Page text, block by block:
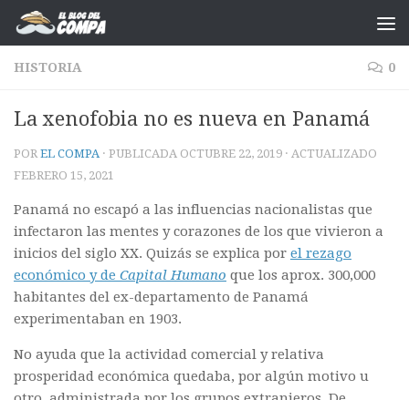
Saltar al contenido
HISTORIA 0
La xenofobia no es nueva en Panamá
POR EL COMPA · PUBLICADA OCTUBRE 22, 2019 · ACTUALIZADO
FEBRERO 15, 2021
Panamá no escapó a las influencias nacionalistas que
infectaron las mentes y corazones de los que vivieron a
inicios del siglo XX. Quizás se explica por el rezago
económico y de Capital Humano que los aprox. 300,000
habitantes del ex-departamento de Panamá
experimentaban en 1903.
No ayuda que la actividad comercial y relativa
prosperidad económica quedaba, por algún motivo u